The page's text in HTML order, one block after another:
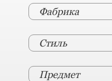
Фабрика
Стиль
Предмет